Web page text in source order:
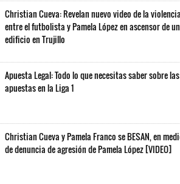
Christian Cueva: Revelan nuevo video de la
entre el futbolista y Pamela López en ascensor de un
edificio en Trujillo
Apuesta Legal: Todo lo que necesitas saber sobre las
apuestas en la Liga 1
Christian Cueva y Pamela Franco se BESAN, en
de denuncia de agresión de Pamela López [VIDEO]